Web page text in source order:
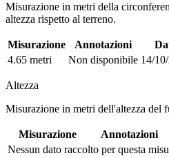
Misurazione in metri della
altezza rispetto al terreno.
Misurazione Annotazioni
4.65 metri
Non disponibile 14/
Altezza
Misurazione in metri dell'altezza del
Misurazione Annotazioni
Nessun dato raccolto per questa